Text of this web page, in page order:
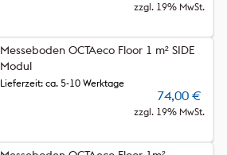
zzgl. 19% MwSt.
Messeboden OCTAeco Floor 1 m² SIDE
Modul
74,00 €
zzgl. 19% MwSt.
Lieferzeit: ca. 5-10 Werktage